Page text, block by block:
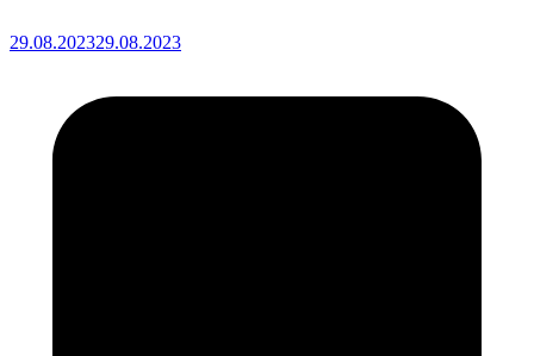
29.08.202329.08.2023